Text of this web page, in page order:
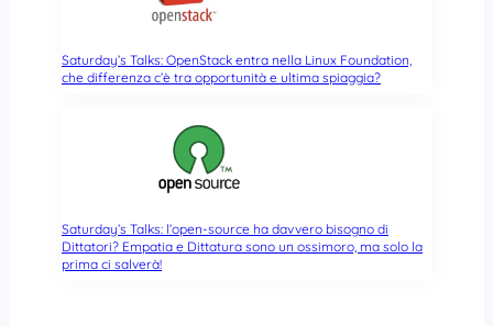
Saturday’s Talks: OpenStack entra nella Linux Foundation,
che differenza c’è tra opportunità e ultima spiaggia?
Saturday’s Talks: l’open-source ha davvero bisogno di
Dittatori? Empatia e Dittatura sono un ossimoro, ma solo la
prima ci salverà!